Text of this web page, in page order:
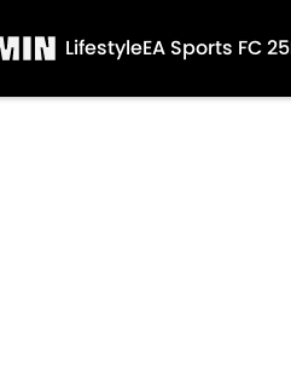
LifestyleEA Sports FC 25